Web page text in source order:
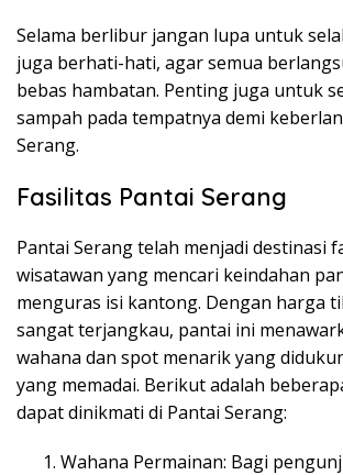
Selama berlibur jangan lupa untuk
juga berhati-hati, agar semua
bebas hambatan. Penting juga untuk
sampah pada tempatnya demi
Serang.
Fasilitas Pantai Serang
Pantai Serang telah menjadi destinasi
wisatawan yang mencari keindahan
menguras isi kantong. Dengan harga
sangat terjangkau, pantai ini
wahana dan spot menarik yang
yang memadai. Berikut adalah
dapat dinikmati di Pantai Serang:
Wahana Permainan: Bagi